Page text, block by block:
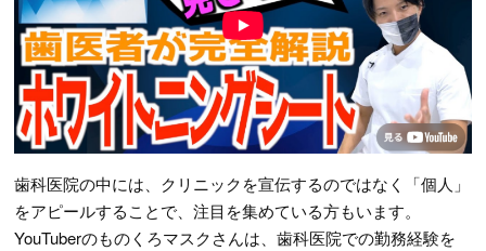
歯科医院の中には、クリニックを宣伝するのではなく「個人」
をアピールすることで、注目を集めている方もいます。
YouTuberのものくろマスクさんは、歯科医院での勤務経験を